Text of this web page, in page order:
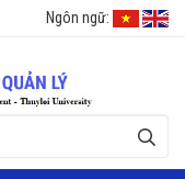
Ngôn ngữ: